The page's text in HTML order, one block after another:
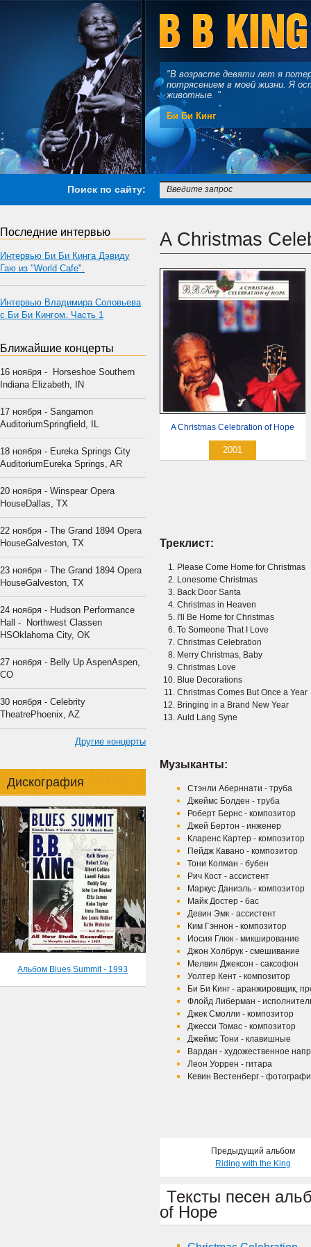
"В возрасте девяти лет я
потрясением в моей жизни. Я
животные. "
Би Би Кинг
Поиск по сайту:
Последние интервью
Интервью Би Би Кинга Дэвиду
Гаю из "World Cafe".
Интервью Владимира Соловьева
с Би Би Кингом. Часть 1
Ближайшие концерты
16 ноября - Horseshoe Southern
Indiana Elizabeth, IN
17 ноября - Sangamon
AuditoriumSpringfield, IL
18 ноября - Eureka Springs City
AuditoriumEureka Springs, AR
20 ноября - Winspear Opera
HouseDallas, TX
22 ноября - The Grand 1894 Opera
HouseGalveston, TX
23 ноября - The Grand 1894 Opera
HouseGalveston, TX
24 ноября - Hudson Performance
Hall - Northwest Classen
HSOklahoma City, OK
27 ноября - Belly Up AspenAspen,
CO
30 ноября - Celebrity
TheatrePhoenix, AZ
Другие концерты
Дискография
Альбом Blues Summit - 1993
A Christmas
A Christmas Celebration of Hope
2001
Треклист:
Please Come Home for Christmas
Lonesome Christmas
Back Door Santa
Christmas in Heaven
I'll Be Home for Christmas
To Someone That I Love
Christmas Celebration
Merry Christmas, Baby
Christmas Love
Blue Decorations
Christmas Comes But Once a Year
Bringing in a Brand New Year
Auld Lang Syne
Музыканты:
Стэнли Аберннати - труба
Джеймс Болден - труба
Роберт Бернс - композитор
Джей Бертон - инженер
Кларенс Картер - композитор
Пейдж Кавано - композитор
Тони Колман - бубен
Рич Кост - ассистент
Маркус Даниэль - композитор
Майк Достер - бас
Девин Эмк - ассистент
Ким Гэннон - композитор
Иосия Глюк - микширование
Джон Холбрук - смешивание
Мелвин Джексон - саксофон
Уолтер Кент - композитор
Би Би Кинг - аранжировщик,
Флойд Либерман -
Джек Смолли - композитор
Джесси Томас - композитор
Джеймс Тони - клавишные
Вардан - художественное
Леон Уоррен - гитара
Кевин Вестенберг -
Предыдущий альбом
Riding with the King
Тексты песен
of Hope